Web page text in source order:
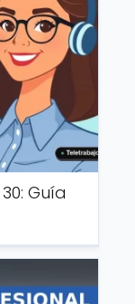
Guía